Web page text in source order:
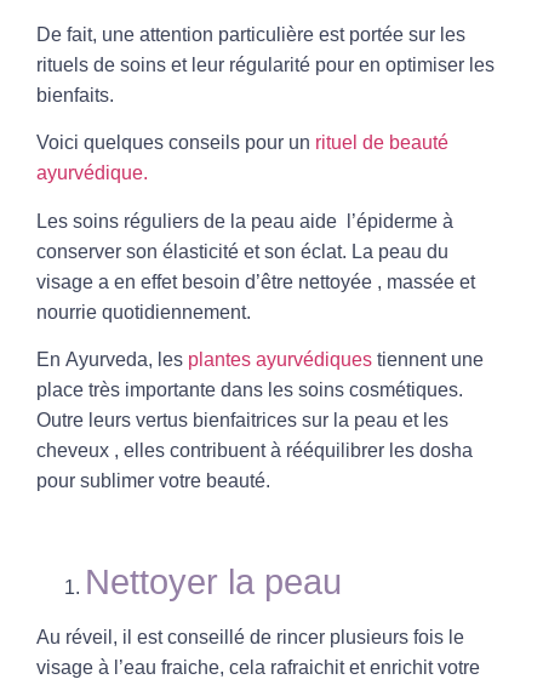
De fait, une attention particulière est portée sur les
rituels de soins et leur régularité pour en optimiser les
bienfaits.
Voici quelques conseils pour un rituel de beauté
ayurvédique.
Les soins réguliers de la peau aide l’épiderme à
conserver son élasticité et son éclat. La peau du
visage a en effet besoin d’être nettoyée , massée et
nourrie quotidiennement.
En Ayurveda, les plantes ayurvédiques tiennent une
place très importante dans les soins cosmétiques.
Outre leurs vertus bienfaitrices sur la peau et les
cheveux , elles contribuent à rééquilibrer les dosha
pour sublimer votre beauté.
Nettoyer la peau
Au réveil, il est conseillé de rincer plusieurs fois le
visage à l’eau fraiche, cela rafraichit et enrichit votre